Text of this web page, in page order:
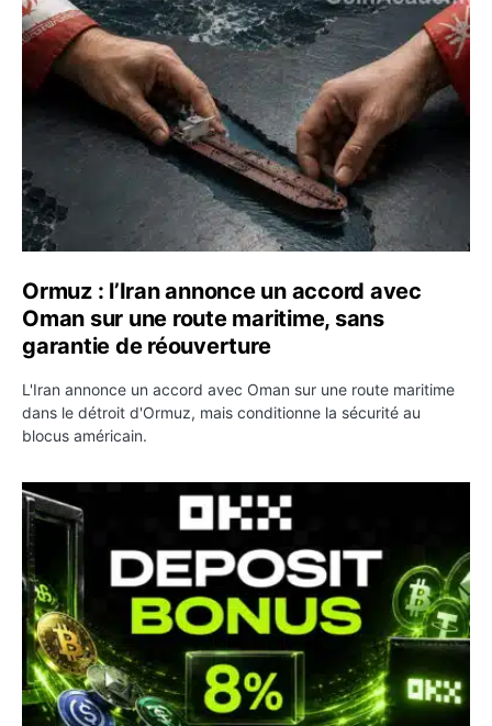
Ormuz : l’Iran annonce un accord avec Oman sur une
Ormuz : l’Iran annonce un accord avec
Oman sur une route maritime, sans
garantie de réouverture
L'Iran annonce un accord avec Oman sur une route maritime
dans le détroit d'Ormuz, mais conditionne la sécurité au
blocus américain.
OKX relance une campagne Deposit Bonus : jusqu’à 5